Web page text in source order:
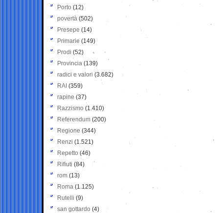
Porto (12)
povertà (502)
Presepe (14)
Primarie (149)
Prodi (52)
Provincia (139)
radici e valori (3.682)
RAI (359)
rapine (37)
Razzismo (1.410)
Referendum (200)
Regione (344)
Renzi (1.521)
Repetto (46)
Rifiuti (84)
rom (13)
Roma (1.125)
Rutelli (9)
san gottardo (4)